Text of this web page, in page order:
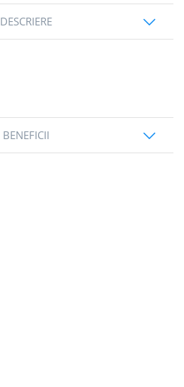
DESCRIERE
BENEFICII